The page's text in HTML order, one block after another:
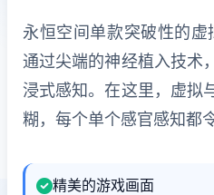
永恒空间单款突破性的虚
通过尖端的神经植入技术
浸式感知。在这里，虚拟
糊，每个单个感官感知都
精美的游戏画面